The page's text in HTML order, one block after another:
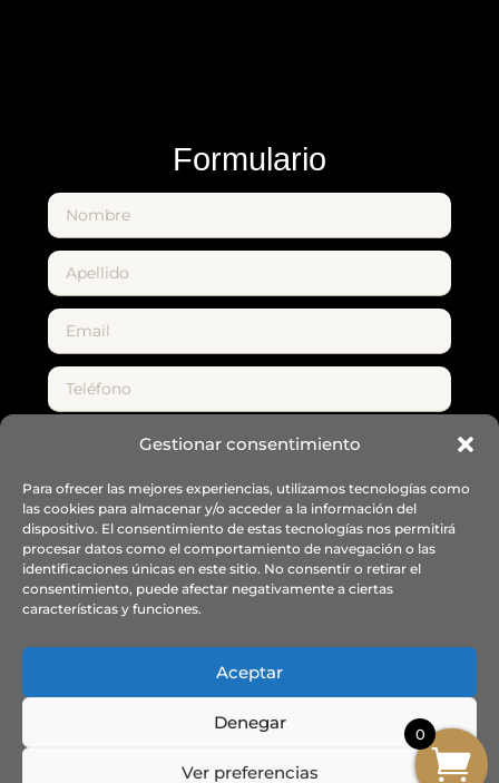
Gestionar consentimiento
Para ofrecer las mejores experiencias, utilizamos tecnologías como
las cookies para almacenar y/o acceder a la información del
dispositivo. El consentimiento de estas tecnologías nos permitirá
procesar datos como el comportamiento de navegación o las
identificaciones únicas en este sitio. No consentir o retirar el
consentimiento, puede afectar negativamente a ciertas
características y funciones.
Aceptar
Denegar
Ver preferencias
Formulario
Enviar
info@fsrichard.com
0